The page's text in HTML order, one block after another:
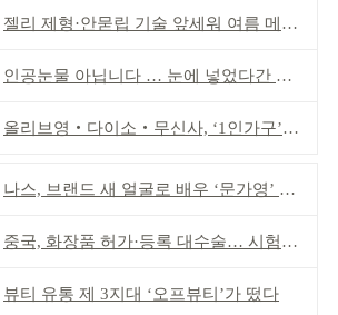
젤리 제형·안묻립 기술 앞세워 여름 메이크업 시장 공략
인공눈물 아닙니다 … 눈에 넣었다간 각막 손상
올리브영‧다이소‧무신사, ‘1인가구’가 이끈다
나스, 브랜드 새 얼굴로 배우 ‘문가영’ 발탁
중국, 화장품 허가·등록 대수술… 시험자료 공용 허용
뷰티 유통 제 3지대 ‘오프뷰티’가 떴다